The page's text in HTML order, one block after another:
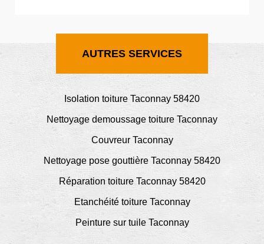
AUTRES SERVICES
Isolation toiture Taconnay 58420
Nettoyage demoussage toiture Taconnay
Couvreur Taconnay
Nettoyage pose gouttière Taconnay 58420
Réparation toiture Taconnay 58420
Etanchéité toiture Taconnay
Peinture sur tuile Taconnay